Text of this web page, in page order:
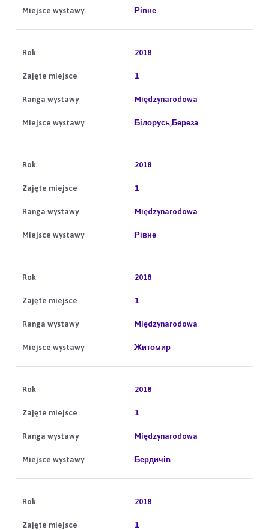
Рівне
2018
1
Międzynarodowa
Білорусь,Береза
2018
1
Międzynarodowa
Рівне
2018
1
Międzynarodowa
Житомир
2018
1
Międzynarodowa
Бердичів
2018
1